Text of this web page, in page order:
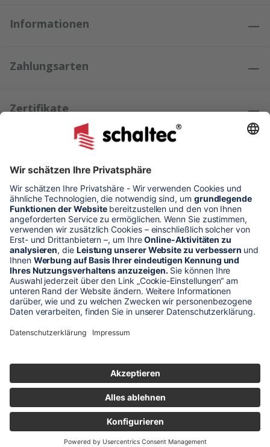
Informationen
Zahlungsarten
Zertifikate
Kundenmeinungen
* Alle Preise verstehen sich zzgl. Mehrwertsteuer und Versandkosten
Unser Shop-Angebot richtet sich nur an gewerbliche
** LP = Listenneupreis (netto) des Herstellers
Mitarbeitern bearbeitet. Sie erhalten in jedem Fall ein Angebot bzw.
eine Auftragsbestätigung.
Produktabbildungen von Gebrauchtartikeln entsprechen nicht immer
der vorrätigen Ware - sie können ähnliche Produkte zeigen.
© 2026 schaltec GmbH |Impressum